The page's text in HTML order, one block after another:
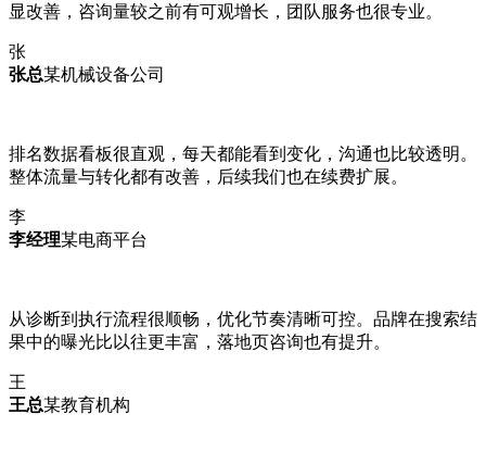
显改善，咨询量较之前有可观增长，团队服务也很专业。
张
张总某机械设备公司
排名数据看板很直观，每天都能看到变化，沟通也比较透明。
整体流量与转化都有改善，后续我们也在续费扩展。
李
李经理某电商平台
从诊断到执行流程很顺畅，优化节奏清晰可控。品牌在搜索结
果中的曝光比以往更丰富，落地页咨询也有提升。
王
王总某教育机构